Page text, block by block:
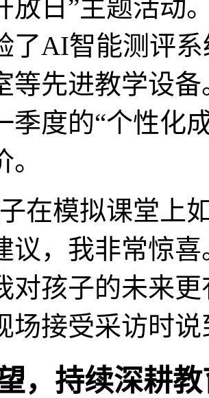
放日”主题活动
了AI智能测评
等先进教学设
季度的“个性化
在模拟课堂上
议，我非常惊
对孩子的未来
场接受采访时说
，持续深耕